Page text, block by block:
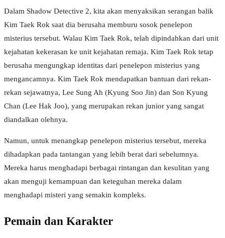
Dalam Shadow Detective 2, kita akan menyaksikan serangan balik
Kim Taek Rok saat dia berusaha memburu sosok penelepon
misterius tersebut. Walau Kim Taek Rok, telah dipindahkan dari unit
kejahatan kekerasan ke unit kejahatan remaja. Kim Taek Rok tetap
berusaha mengungkap identitas dari penelepon misterius yang
mengancamnya. Kim Taek Rok mendapatkan bantuan dari rekan-
rekan sejawatnya, Lee Sung Ah (Kyung Soo Jin) dan Son Kyung
Chan (Lee Hak Joo), yang merupakan rekan junior yang sangat
diandalkan olehnya.
Namun, untuk menangkap penelepon misterius tersebut, mereka
dihadapkan pada tantangan yang lebih berat dari sebelumnya.
Mereka harus menghadapi berbagai rintangan dan kesulitan yang
akan menguji kemampuan dan keteguhan mereka dalam
menghadapi misteri yang semakin kompleks.
Pemain dan Karakter